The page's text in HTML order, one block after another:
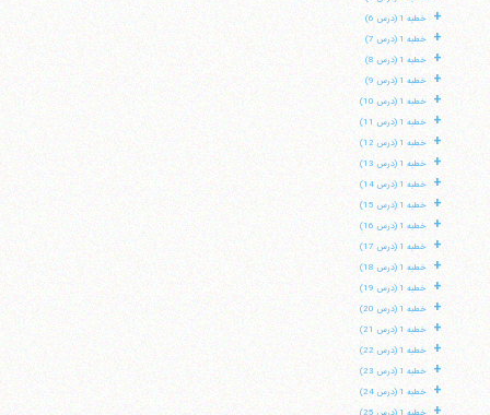
+ خطبه 1 (درس 6)
+ خطبه 1 (درس 7)
+ خطبه 1 (درس 8)
+ خطبه 1 (درس 9)
+ خطبه 1 (درس 10)
+ خطبه 1 (درس 11)
+ خطبه 1 (درس 12)
+ خطبه 1 (درس 13)
+ خطبه 1 (درس 14)
+ خطبه 1 (درس 15)
+ خطبه 1 (درس 16)
+ خطبه 1 (درس 17)
+ خطبه 1 (درس 18)
+ خطبه 1 (درس 19)
+ خطبه 1 (درس 20)
+ خطبه 1 (درس 21)
+ خطبه 1 (درس 22)
+ خطبه 1 (درس 23)
+ خطبه 1 (درس 24)